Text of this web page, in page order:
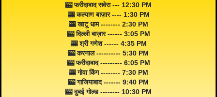
🎰 फरीदाबाद सवेरा --- 12:30 PM
🎰 कल्याण बाज़ार ---- 1:30 PM
🎰 खाटू धाम -------- 2:30 PM
🎰 दिल्ली बाज़ार ------ 3:05 PM
🎰 श्री गणेश ------ 4:35 PM
🎰 करनाल ---------- 5:30 PM
🎰 फरीदाबाद --------- 6:05 PM
🎰 गोवा किंग -------- 7:30 PM
🎰 गाजियाबाद ------- 9:40 PM
🎰 दुबई गोल्ड -------- 10:30 PM